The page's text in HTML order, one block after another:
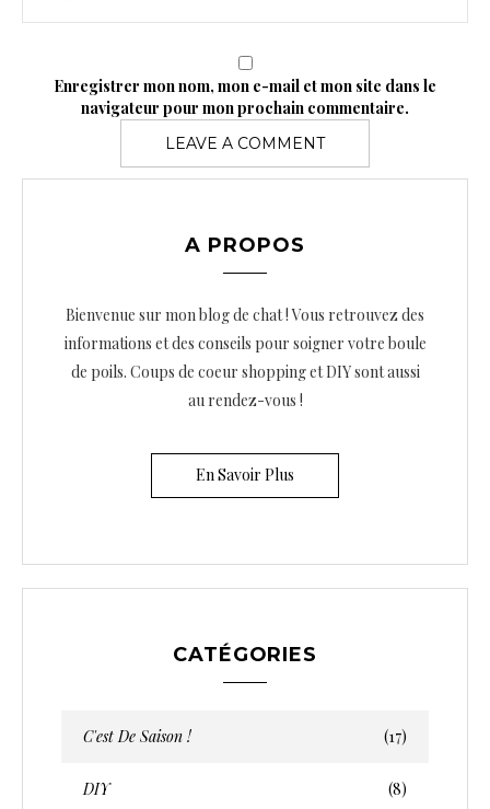
Enregistrer mon nom, mon e-mail et mon site dans le
navigateur pour mon prochain commentaire.
A PROPOS
Bienvenue sur mon blog de chat ! Vous retrouvez des
informations et des conseils pour soigner votre boule
de poils. Coups de coeur shopping et DIY sont aussi
au rendez-vous !
En Savoir Plus
CATÉGORIES
C'est De Saison ! (17)
DIY (8)